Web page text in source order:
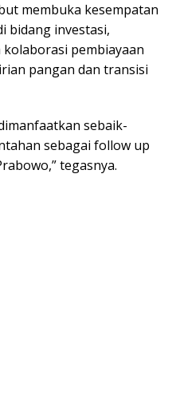
membuka kesempatan
bidang investasi,
pembiayaan
pangan dan transisi
sebaik-
sebagai follow up
tegasnya.